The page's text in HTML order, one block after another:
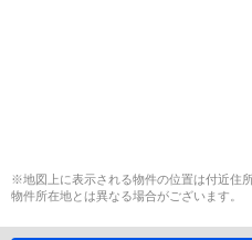
※地図上に表示される物件の位置は付近住
物件所在地とは異なる場合がございます。